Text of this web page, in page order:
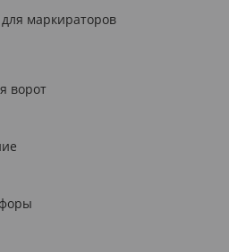
маркираторов
ворот